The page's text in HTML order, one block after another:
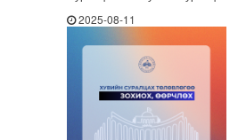
2025-08-11